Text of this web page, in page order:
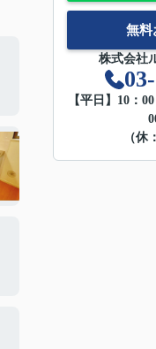
無料
株式会社
【平日】10：
（休